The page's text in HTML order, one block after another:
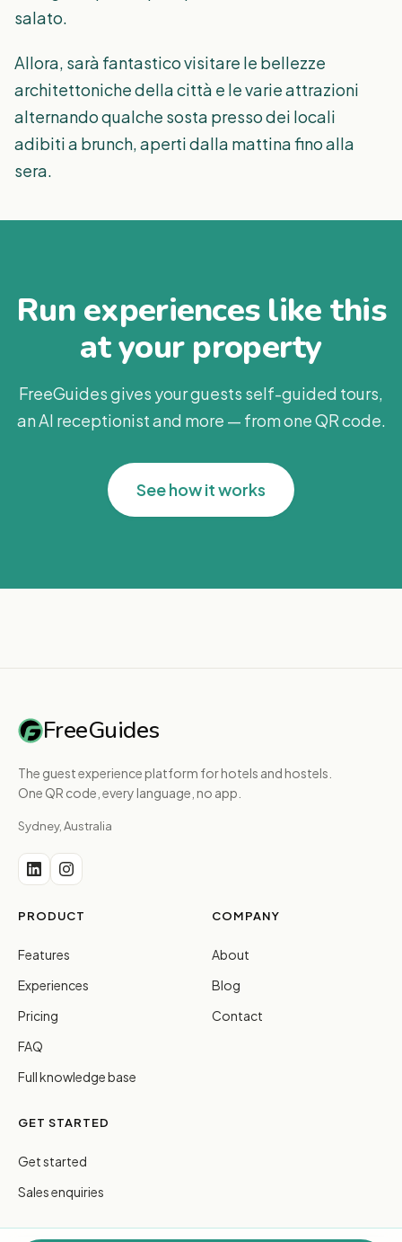
salato.
Allora, sarà fantastico visitare le bellezze
architettoniche della città e le varie attrazioni
alternando qualche sosta presso dei locali
adibiti a brunch, aperti dalla mattina fino alla
sera.
Run experiences like this
at your property
FreeGuides gives your guests self-guided tours,
an AI receptionist and more — from one QR code.
See how it works
FreeGuides
The guest experience platform for hotels and hostels.
One QR code, every language, no app.
Sydney, Australia
PRODUCT
Features
Experiences
Pricing
FAQ
Full knowledge base
COMPANY
About
Blog
Contact
GET STARTED
Get started
Sales enquiries